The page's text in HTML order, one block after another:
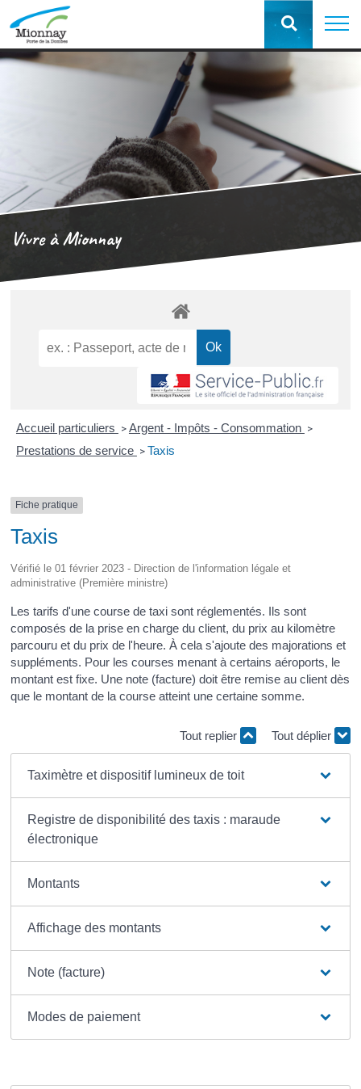
Vivre à Mionnay
Accueil particuliers > Argent - Impôts - Consommation >
Prestations de service > Taxis
Fiche pratique
Taxis
Vérifié le 01 février 2023 - Direction de l'information légale et
administrative (Première ministre)
Les tarifs d'une course de taxi sont réglementés. Ils sont
composés de la prise en charge du client, du prix au kilomètre
parcouru et du prix de l'heure. À cela s'ajoute des majorations et
suppléments. Pour les courses menant à certains aéroports, le
montant est fixe. Une note (facture) doit être remise au client dès
que le montant de la course atteint une certaine somme.
Tout replier Tout déplier
Taximètre et dispositif lumineux de toit
Registre de disponibilité des taxis : maraude
électronique
Montants
Affichage des montants
Note (facture)
Modes de paiement